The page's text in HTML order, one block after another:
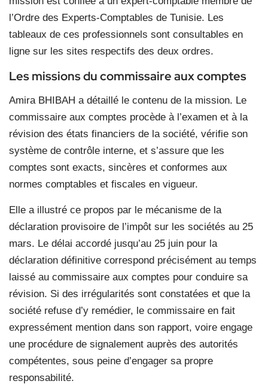
l’Ordre des Experts-Comptables de Tunisie. Les
tableaux de ces professionnels sont consultables en
ligne sur les sites respectifs des deux ordres.
Les missions du commissaire aux comptes
Amira BHIBAH a détaillé le contenu de la mission. Le
commissaire aux comptes procède à l’examen et à la
révision des états financiers de la société, vérifie son
système de contrôle interne, et s’assure que les
comptes sont exacts, sincères et conformes aux
normes comptables et fiscales en vigueur.
Elle a illustré ce propos par le mécanisme de la
déclaration provisoire de l’impôt sur les sociétés au 25
mars. Le délai accordé jusqu’au 25 juin pour la
déclaration définitive correspond précisément au temps
laissé au commissaire aux comptes pour conduire sa
révision. Si des irrégularités sont constatées et que la
société refuse d’y remédier, le commissaire en fait
expressément mention dans son rapport, voire engage
une procédure de signalement auprès des autorités
compétentes, sous peine d’engager sa propre
responsabilité.